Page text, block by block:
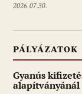
2026.07.30.
PÁLYÁZATOK
Gyanús
alapítványánál